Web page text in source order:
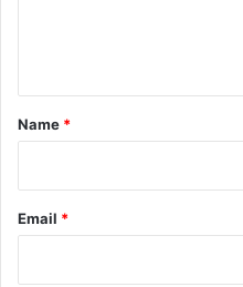
*
Name *
Email *